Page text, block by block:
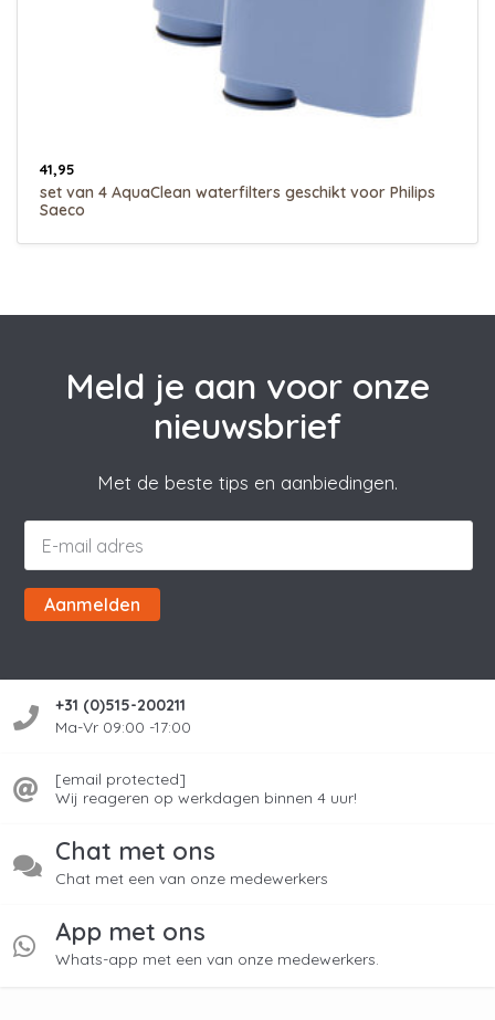
41,95
set van 4 AquaClean waterfilters geschikt voor Philips
Saeco
Meld je aan voor onze
nieuwsbrief
Met de beste tips en aanbiedingen.
Aanmelden
+31 (0)515-200211
Ma-Vr 09:00 -17:00
[email protected]
Wij reageren op werkdagen binnen 4 uur!
Chat met ons
Chat met een van onze medewerkers
App met ons
Whats-app met een van onze medewerkers.